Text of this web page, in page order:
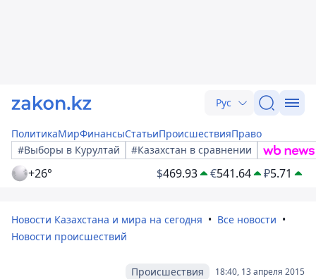
Рус
ПолитикаМирФинансыСтатьиПроисшествияПраво
#Выборы в Курултай
#Казахстан в сравнении
+26° $469.93 €541.64 ₽5.71
Новости Казахстана и мира на сегодня
Все новости
Новости происшествий
18:40, 13 апреля 2015
Происшествия